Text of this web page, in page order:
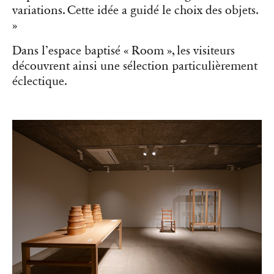
variations. Cette idée a guidé le choix des objets.
»
Dans l’espace baptisé « Room », les visiteurs
découvrent ainsi une sélection particulièrement
éclectique.